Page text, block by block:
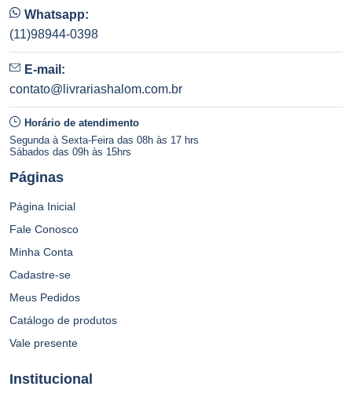
Whatsapp:
(11)98944-0398
E-mail:
contato@livrariashalom.com.br
Horário de atendimento
Segunda à Sexta-Feira das 08h às 17 hrs
Sábados das 09h às 15hrs
Páginas
Página Inicial
Fale Conosco
Minha Conta
Cadastre-se
Meus Pedidos
Catálogo de produtos
Vale presente
Institucional